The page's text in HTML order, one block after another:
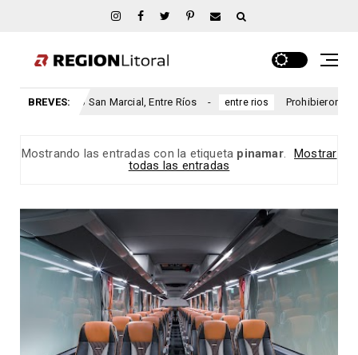
BREVES:San Marcial, Entre Ríos entre rios Prohibieron a un
Mostrando las entradas con la etiqueta pinamar.
Mostrar
todas las entradas